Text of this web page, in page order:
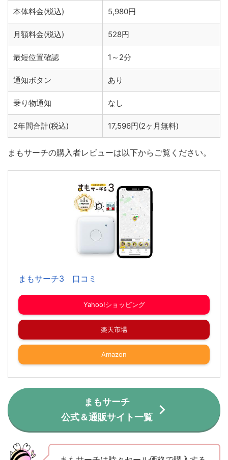
本体料金(税込) 5,980円
月額料金(税込) 528円
最短位置確認 1～2分
通知ボタン あり
乗り物通知 なし
2年間合計(税込) 17,596円(2ヶ月無料)
まもサーチの購入者レビューは以下からご覧ください。
まもサーチ3 口コミ
Yahoo!ショッピング
楽天市場
Amazon
まもサーチ
公式＆通販サイト一覧